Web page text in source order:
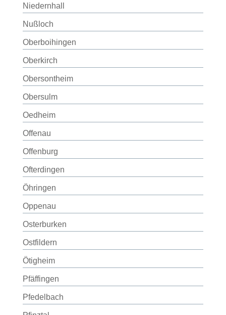
Niedernhall
Nußloch
Oberboihingen
Oberkirch
Obersontheim
Obersulm
Oedheim
Offenau
Offenburg
Ofterdingen
Öhringen
Oppenau
Osterburken
Ostfildern
Ötigheim
Pfäffingen
Pfedelbach